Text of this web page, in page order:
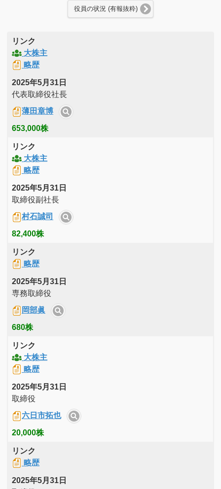
役員の状況 (有報抜粋)
リンク
大株主
略歴
2025年5月31日
代表取締役社長
薄田章博
653,000株
リンク
大株主
略歴
2025年5月31日
取締役副社長
村石誠司
82,400株
リンク
略歴
2025年5月31日
専務取締役
岡部眞
680株
リンク
大株主
略歴
2025年5月31日
取締役
六日市拓也
20,000株
リンク
略歴
2025年5月31日